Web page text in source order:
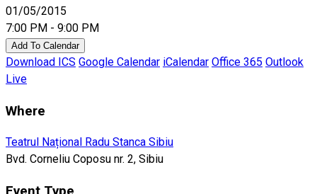
01/05/2015
7:00 PM - 9:00 PM
Add To Calendar
Download ICS Google Calendar iCalendar Office 365 Outlook
Live
Where
Teatrul Național Radu Stanca Sibiu
Bvd. Corneliu Coposu nr. 2, Sibiu